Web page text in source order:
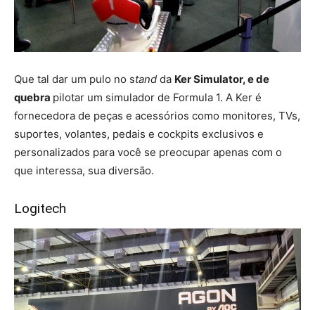
Que tal dar um pulo no stand da Ker Simulator, e de
quebra pilotar um simulador de Formula 1. A Ker é
fornecedora de peças e acessórios como monitores, TVs,
suportes, volantes, pedais e cockpits exclusivos e
personalizados para você se preocupar apenas com o
que interessa, sua diversão.
Logitech